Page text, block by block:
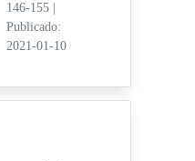
146-155
Publicado:
2021-01-10